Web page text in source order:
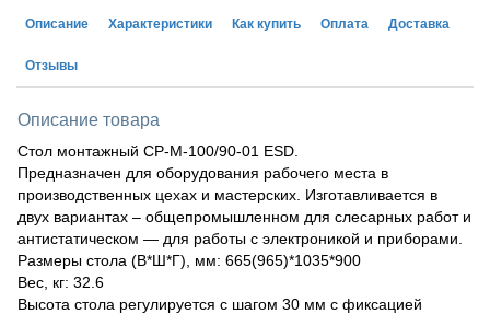
Описание Характеристики Как купить Оплата Доставка
Отзывы
Описание товара
Стол монтажный СР-М-100/90-01 ESD.
Предназначен для оборудования рабочего места в
производственных цехах и мастерских. Изготавливается в
двух вариантах – общепромышленном для слесарных работ и
антистатическом — для работы с электроникой и приборами.
Размеры стола (В*Ш*Г), мм: 665(965)*1035*900
Вес, кг: 32.6
Высота стола регулируется с шагом 30 мм с фиксацией